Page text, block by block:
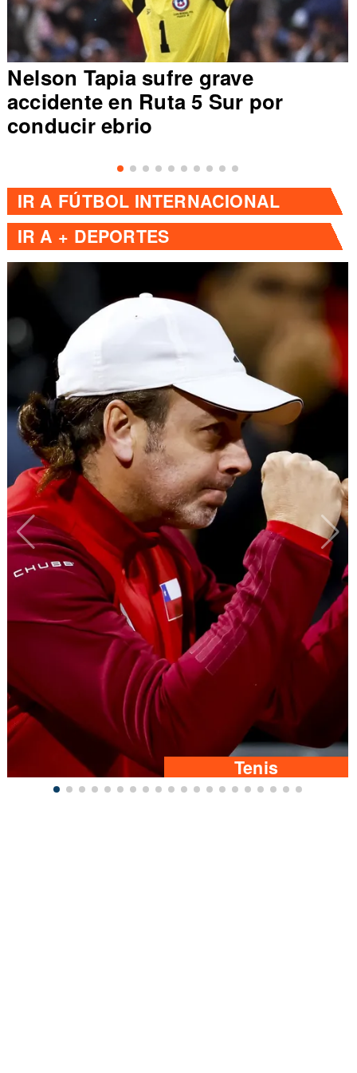
Nelson Tapia sufre grave
accidente en Ruta 5 Sur por
conducir ebrio
IR A FÚTBOL INTERNACIONAL
IR A + DEPORTES
Tenis